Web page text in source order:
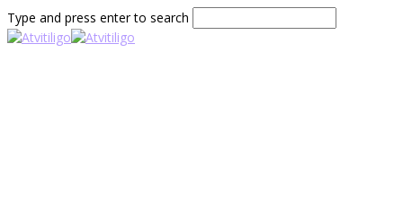
Type and press enter to search